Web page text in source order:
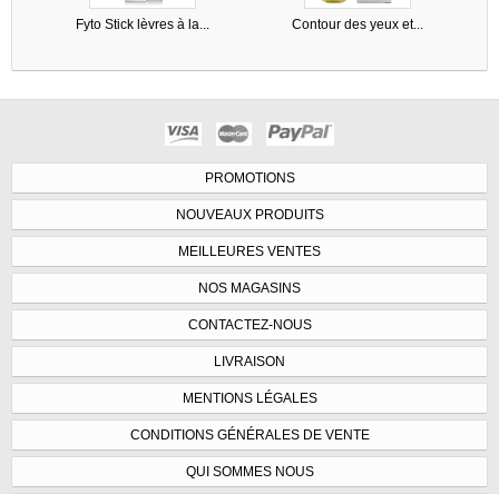
Fyto Stick lèvres à la... Contour des yeux et...
PROMOTIONS
NOUVEAUX PRODUITS
MEILLEURES VENTES
NOS MAGASINS
CONTACTEZ-NOUS
LIVRAISON
MENTIONS LÉGALES
CONDITIONS GÉNÉRALES DE VENTE
QUI SOMMES NOUS